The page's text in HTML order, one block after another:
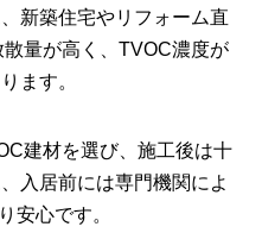
新築住宅やリフォーム直
量が高く、TVOC濃度が
ます。
建材を選び、施工後は十
入居前には専門機関によ
安心です。